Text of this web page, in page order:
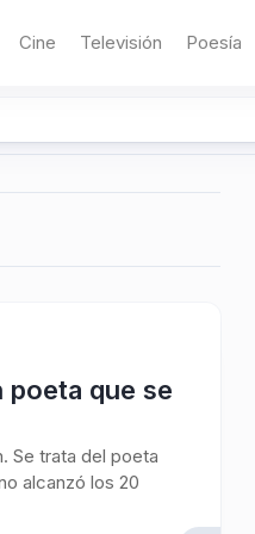
Cine Televisión Poesía
poeta que se
Se trata del poeta
alcanzó los 20